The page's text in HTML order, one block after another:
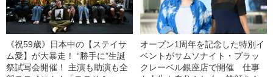
《祝59歳》日本中の【ステイサ
ム愛】が大暴走！ “勝手に”生誕
祭試写会開催！ 主演も助演も全
オープン1周年を記念した特別イ
ベントがサムソナイト・ブラッ
クレーベル銀座店で開催 仕事